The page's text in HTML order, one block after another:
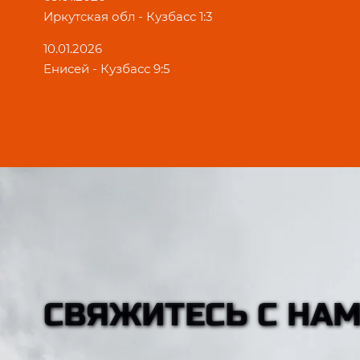
Иркутская обл - Кузбасс 1:3
10.01.2026
Енисей - Кузбасс 9:5
СВЯЖИТЕСЬ С